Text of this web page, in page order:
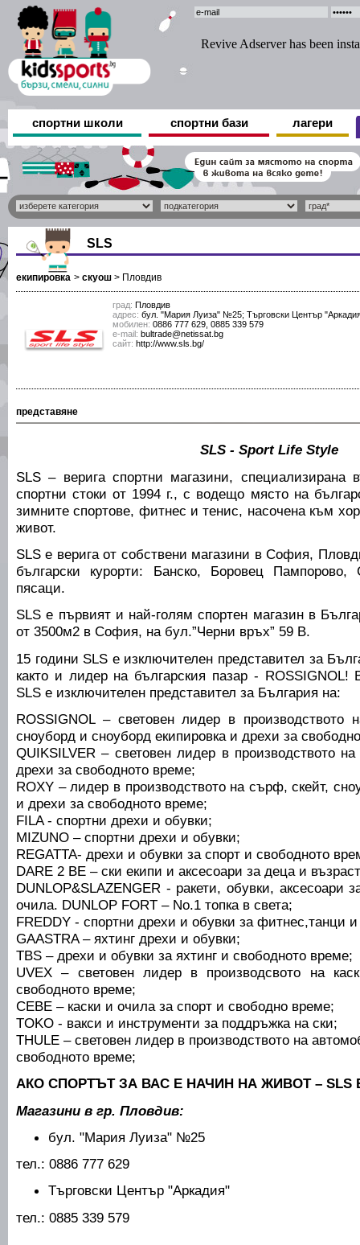
спортни школи спортни бази лагери
SLS
екипировка > скуош > Пловдив
град: Пловдив
адрес: бул. "Мария Луиза" №25; Търговски Център
мобилен: 0886 777 629, 0885 339 579
е-mail: bultrade@netissat.bg
сайт: http://www.sls.bg/
представяне
SLS - Sport Life Style
SLS – верига спортни магазини, специализирана
спортни стоки от 1994 г., с водещо място на
зимните спортове, фитнес и тенис, насочена към
живот.
SLS е верига от собствени магазини в София,
български курорти: Банско, Боровец
пясаци.
SLS е първият и най-голям спортен магазин в
от 3500м2 в София, на бул.”Черни връх” 59 В.
15 години SLS е изключителен представител за
както и лидер на българския пазар - ROSSIGNOL!
SLS е изключителен представител за България на:
ROSSIGNOL – световен лидер в производството
сноуборд и сноуборд екипировка и дрехи за
QUIKSILVER – световен лидер в производството
дрехи за свободното време;
ROXY – лидер в производството на сърф, скейт,
и дрехи за свободното време;
FILA - спортни дрехи и обувки;
MIZUNO – спортни дрехи и обувки;
REGATTA- дрехи и обувки за спорт и свободното
DARE 2 BE – ски екипи и аксесоари за деца и
DUNLOP&SLAZENGER - ракети, обувки, аксесоари
очила. DUNLOP FORT – No.1 топка в света;
FREDDY - спортни дрехи и обувки за фитнес,танци
GAASTRA – яхтинг дрехи и обувки;
TBS – дрехи и обувки за яхтинг и свободното време;
UVEX – световен лидер в производсвото на
свободното време;
СЕВЕ – каски и очила за спорт и свободно време;
TOKO - вакси и инструменти за поддръжка на ски;
THULE – световен лидер в производството на
свободното време;
АКО СПОРТЪТ ЗА ВАС Е НАЧИН НА ЖИВОТ –
Магазини в гр. Пловдив:
бул. "Мария Луиза" №25
тел.: 0886 777 629
Търговски Център "Аркадия"
тел.: 0885 339 579